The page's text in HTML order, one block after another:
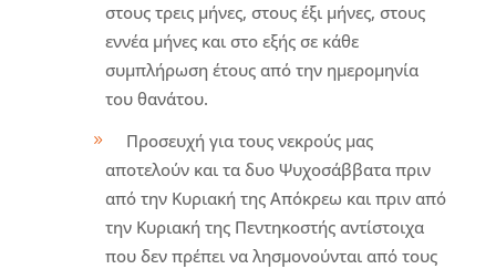
στους τρεις μήνες, στους έξι μήνες, στους
εννέα μήνες και στο εξής σε κάθε
συμπλήρωση έτους από την ημερομηνία
του θανάτου.
Προσευχή για τους νεκρούς μας
αποτελούν και τα δυο Ψυχοσάββατα πριν
από την Κυριακή της Απόκρεω και πριν από
την Κυριακή της Πεντηκοστής αντίστοιχα
που δεν πρέπει να λησμονούνται από τους